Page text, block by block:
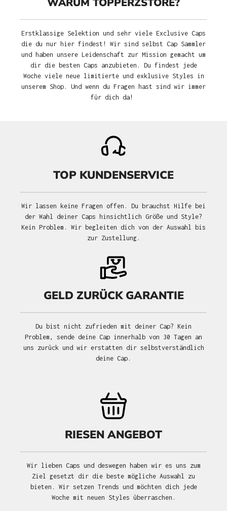
Erstklassige Selektion und sehr viele Exclusive Caps
die du nur hier findest! Wir sind selbst Cap Sammler
und haben unsere Leidenschaft zur Mission gemacht um
dir die besten Caps anzubieten. Du findest jede
Woche viele neue limitierte und exklusive Styles in
unserem Shop. Und wenn du Fragen hast sind wir immer
für dich da!
TOP KUNDENSERVICE
Wir lassen keine Fragen offen. Du brauchst Hilfe bei
der Wahl deiner Caps hinsichtlich Größe und Style?
Kein Problem. Wir begleiten dich von der Auswahl bis
zur Zustellung.
GELD ZURÜCK GARANTIE
Du bist nicht zufrieden mit deiner Cap? Kein
Problem, sende deine Cap innerhalb von 30 Tagen an
uns zurück und wir erstatten dir selbstverständlich
deine Cap.
RIESEN ANGEBOT
Wir lieben Caps und deswegen haben wir es uns zum
Ziel gesetzt dir die beste mögliche Auswahl zu
bieten. Wir setzen Trends und möchten dich jede
Woche mit neuen Styles überraschen.